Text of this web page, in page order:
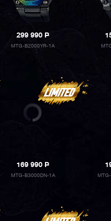
299 990P
MTG-B2000YR-1A
169 990P
MTG-B3000DN-1A